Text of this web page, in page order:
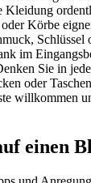
Kleidung
Körbe
Schlüssel
im
Sie in
oder
willkommen
einen